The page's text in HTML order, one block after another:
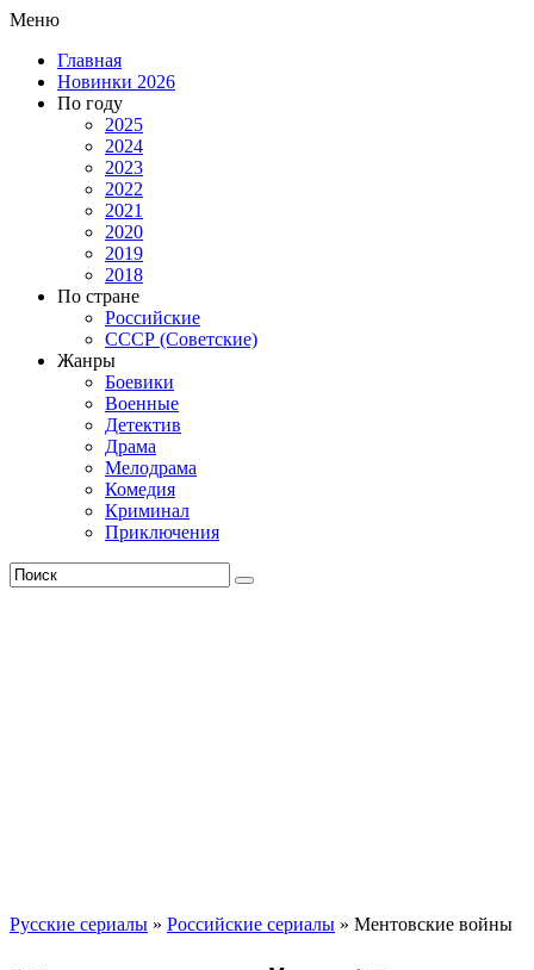
Меню
Главная
Новинки 2026
По году
2025
2024
2023
2022
2021
2020
2019
2018
По стране
Российские
СССР (Советские)
Жанры
Боевики
Военные
Детектив
Драма
Мелодрама
Комедия
Криминал
Приключения
Русские сериалы » Российские сериалы » Ментовские войны